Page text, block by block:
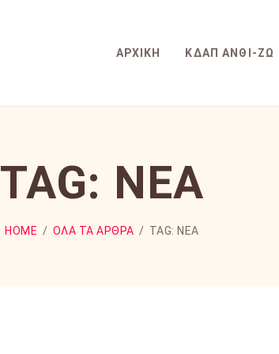
ΑΡΧΙΚΉ ΚΔΑΠ ΑΝΘΊ-ΖΩ
TAG: NEA
HOME ΌΛΑ ΤΑ ΆΡΘΡΑ TAG: NEA